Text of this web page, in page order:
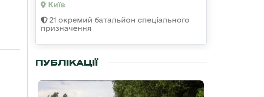
Київ
21 окремий батальйон спеціального
призначення
ПУБЛІКАЦІЇ